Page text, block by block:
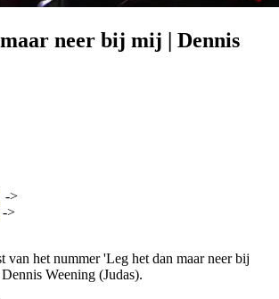
neer bij mij | Dennis
->
->
van het nummer 'Leg het dan maar neer bij
Weening (Judas).